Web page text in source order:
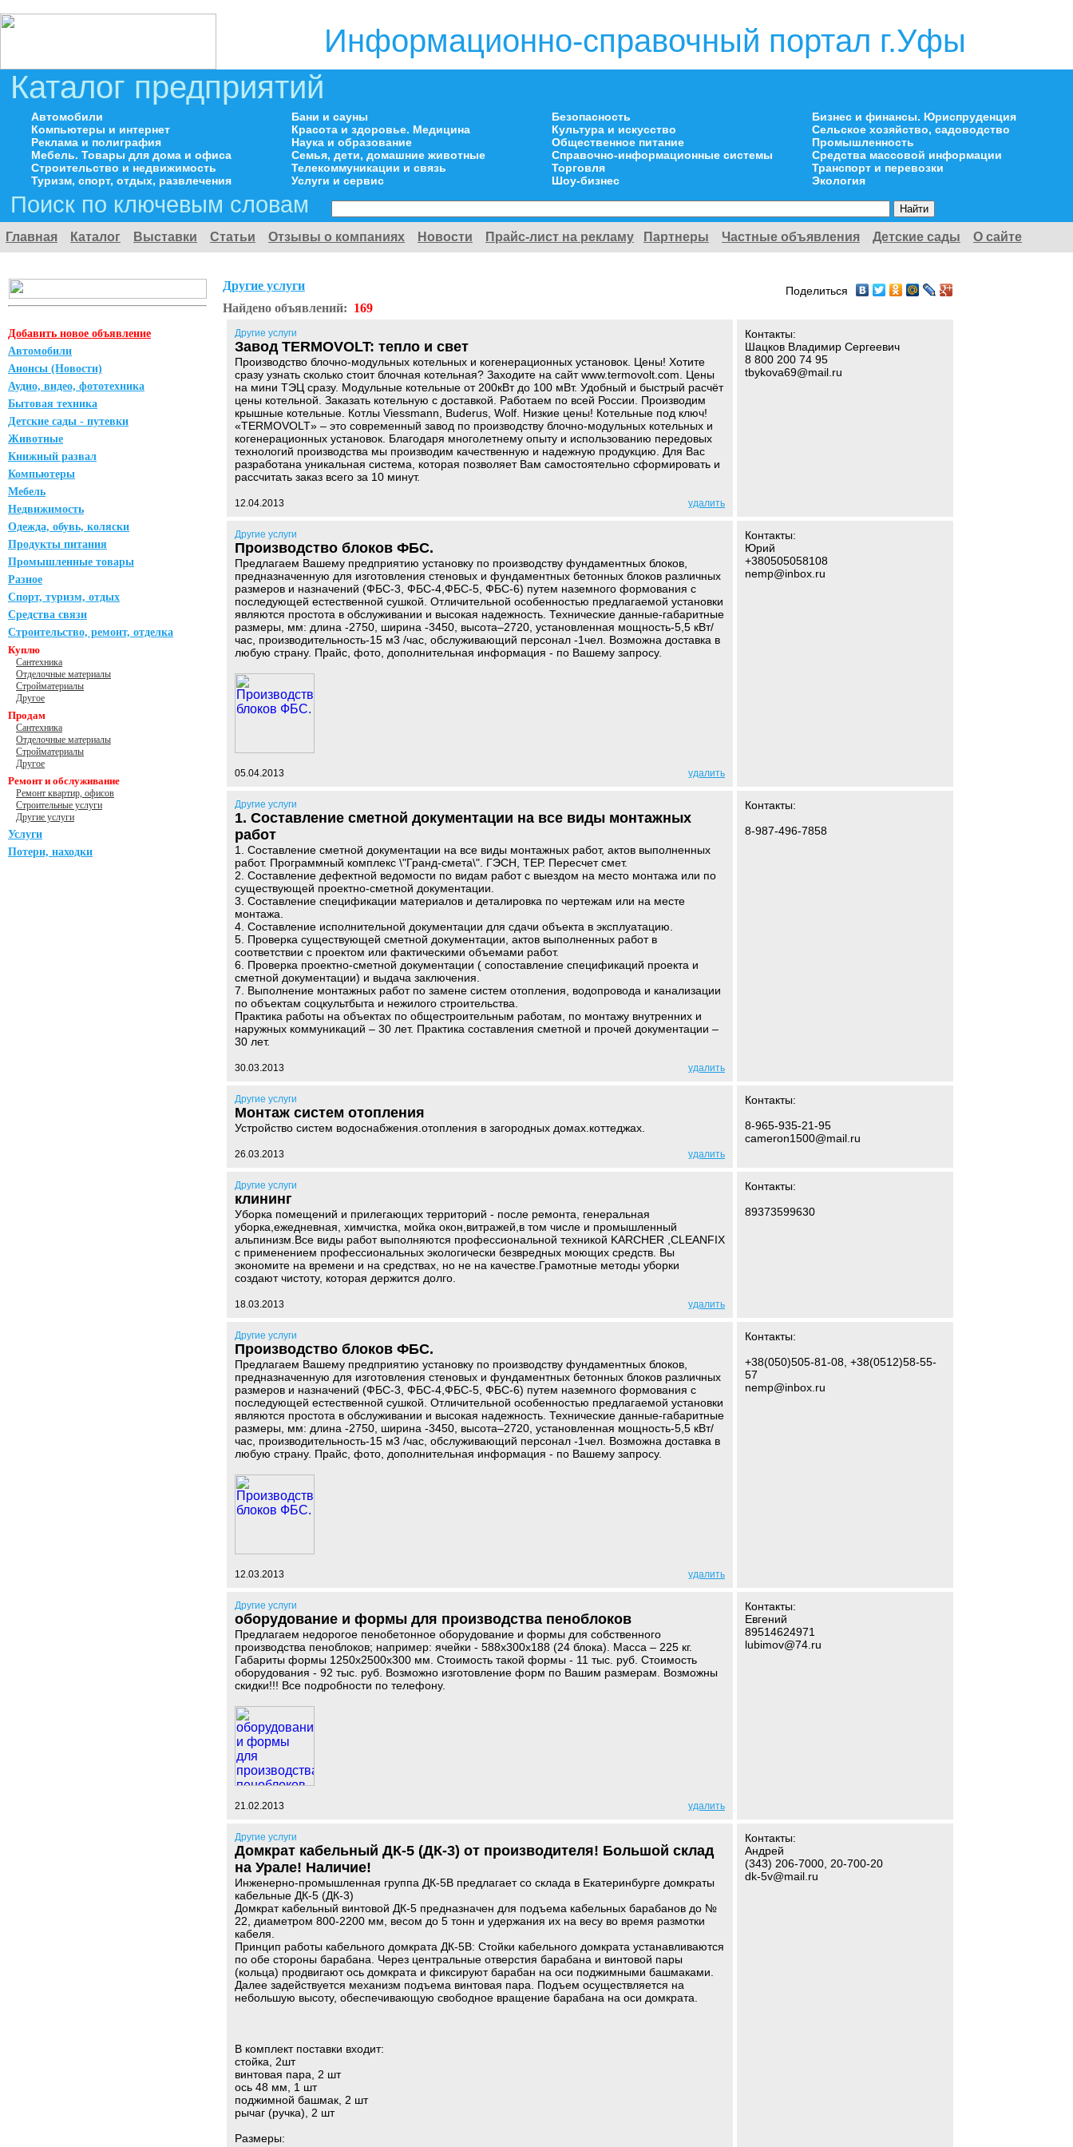
Информационно-справочный портал г.Уфы
Каталог предприятий
Автомобили
Компьютеры и интернет
Реклама и полиграфия
Мебель. Товары для дома и офиса
Строительство и недвижимость
Туризм, спорт, отдых, развлечения
Бани и сауны
Красота и здоровье. Медицина
Наука и образование
Семья, дети, домашние животные
Телекоммуникации и связь
Услуги и сервис
Безопасность
Культура и искусство
Общественное питание
Справочно-информационные системы
Торговля
Шоу-бизнес
Бизнес и финансы. Юриспруденция
Сельское хозяйство, садоводство
Промышленность
Средства массовой информации
Транспорт и перевозки
Экология
Поиск по ключевым словам
Главная Каталог Выставки Статьи Отзывы о компаниях Новости Прайс-лист на рекламу Партнеры Частные объявления Детские сады О сайте
Добавить новое объявление
Автомобили
Анонсы (Новости)
Аудио, видео, фототехника
Бытовая техника
Детские сады - путевки
Животные
Книжный развал
Компьютеры
Мебель
Недвижимость
Одежда, обувь, коляски
Продукты питания
Промышленные товары
Разное
Спорт, туризм, отдых
Средства связи
Строительство, ремонт, отделка
Куплю
Сантехника
Отделочные материалы
Стройматериалы
Другое
Продам
Сантехника
Отделочные материалы
Стройматериалы
Другое
Ремонт и обслуживание
Ремонт квартир, офисов
Строительные услуги
Другие услуги
Услуги
Потери, находки
Другие услуги Поделиться
Найдено объявлений: 169
Другие услуги
Завод TERMOVOLT: тепло и свет
Производство блочно-модульных котельных и когенерационных установок. Цены! Хотите
сразу узнать сколько стоит блочная котельная? Заходите на сайт www.termovolt.com. Цены
на мини ТЭЦ сразу. Модульные котельные от 200кВт до 100 мВт. Удобный и быстрый расчёт
цены котельной. Заказать котельную с доставкой. Работаем по всей России. Производим
крышные котельные. Котлы Viessmann, Buderus, Wolf. Низкие цены! Котельные под ключ!
«TERMOVOLT» – это современный завод по производству блочно-модульных котельных и
когенерационных установок. Благодаря многолетнему опыту и использованию передовых
технологий производства мы производим качественную и надежную продукцию. Для Вас
разработана уникальная система, которая позволяет Вам самостоятельно сформировать и
рассчитать заказ всего за 10 минут.
12.04.2013 удалить
Контакты:
Шацков Владимир Сергеевич
8 800 200 74 95
tbykova69@mail.ru
Другие услуги
Производство блоков ФБС.
Предлагаем Вашему предприятию установку по производству фундаментных блоков,
предназначенную для изготовления стеновых и фундаментных бетонных блоков различных
размеров и назначений (ФБС-3, ФБС-4,ФБС-5, ФБС-6) путем наземного формования с
последующей естественной сушкой. Отличительной особенностью предлагаемой установки
являются простота в обслуживании и высокая надежность. Технические данные-габаритные
размеры, мм: длина -2750, ширина -3450, высота–2720, установленная мощность-5,5 кВт/
час, производительность-15 м3 /час, обслуживающий персонал -1чел. Возможна доставка в
любую страну. Прайс, фото, дополнительная информация - по Вашему запросу.
05.04.2013 удалить
Контакты:
Юрий
+380505058108
nemp@inbox.ru
Другие услуги
1. Составление сметной документации на все виды монтажных
работ
1. Составление сметной документации на все виды монтажных работ, актов выполненных
работ. Программный комплекс \"Гранд-смета\". ГЭСН, ТЕР. Пересчет смет.
2. Составление дефектной ведомости по видам работ с выездом на место монтажа или по
существующей проектно-сметной документации.
3. Составление спецификации материалов и деталировка по чертежам или на месте
монтажа.
4. Составление исполнительной документации для сдачи объекта в эксплуатацию.
5. Проверка существующей сметной документации, актов выполненных работ в
соответствии с проектом или фактическими объемами работ.
6. Проверка проектно-сметной документации ( сопоставление спецификаций проекта и
сметной документации) и выдача заключения.
7. Выполнение монтажных работ по замене систем отопления, водопровода и канализации
по объектам соцкультбыта и нежилого строительства.
Практика работы на объектах по общестроительным работам, по монтажу внутренних и
наружных коммуникаций – 30 лет. Практика составления сметной и прочей документации –
30 лет.
30.03.2013 удалить
Контакты:
8-987-496-7858
Другие услуги
Монтаж систем отопления
Устройство систем водоснабжения.отопления в загородных домах.коттеджах.
26.03.2013 удалить
Контакты:
8-965-935-21-95
cameron1500@mail.ru
Другие услуги
клининг
Уборка помещений и прилегающих территорий - после ремонта, генеральная
уборка,ежедневная, химчистка, мойка окон,витражей,в том числе и промышленный
альпинизм.Все виды работ выполняются профессиональной техникой KARCHER ,CLEANFIX
с применением профессиональных экологически безвредных моющих средств. Вы
экономите на времени и на средствах, но не на качестве.Грамотные методы уборки
создают чистоту, которая держится долго.
18.03.2013 удалить
Контакты:
89373599630
Другие услуги
Производство блоков ФБС.
Предлагаем Вашему предприятию установку по производству фундаментных блоков,
предназначенную для изготовления стеновых и фундаментных бетонных блоков различных
размеров и назначений (ФБС-3, ФБС-4,ФБС-5, ФБС-6) путем наземного формования с
последующей естественной сушкой. Отличительной особенностью предлагаемой установки
являются простота в обслуживании и высокая надежность. Технические данные-габаритные
размеры, мм: длина -2750, ширина -3450, высота–2720, установленная мощность-5,5 кВт/
час, производительность-15 м3 /час, обслуживающий персонал -1чел. Возможна доставка в
любую страну. Прайс, фото, дополнительная информация - по Вашему запросу.
12.03.2013 удалить
Контакты:
+38(050)505-81-08, +38(0512)58-55-
57
nemp@inbox.ru
Другие услуги
оборудование и формы для производства пеноблоков
Предлагаем недорогое пенобетонное оборудование и формы для собственного
производства пеноблоков; например: ячейки - 588х300х188 (24 блока). Масса – 225 кг.
Габариты формы 1250х2500х300 мм. Стоимость такой формы - 11 тыс. руб. Стоимость
оборудования - 92 тыc. руб. Возможно изготовление форм по Вашим размерам. Возможны
скидки!!! Все подробности по телефону.
21.02.2013 удалить
Контакты:
Евгений
89514624971
lubimov@74.ru
Другие услуги
Домкрат кабельный ДК-5 (ДК-3) от производителя! Большой склад
на Урале! Наличие!
Инженерно-промышленная группа ДК-5В предлагает со склада в Екатеринбурге домкраты
кабельные ДК-5 (ДК-3)
Домкрат кабельный винтовой ДК-5 предназначен для подъема кабельных барабанов до №
22, диаметром 800-2200 мм, весом до 5 тонн и удержания их на весу во время размотки
кабеля.
Принцип работы кабельного домкрата ДК-5В: Стойки кабельного домкрата устанавливаются
по обе стороны барабана. Через центральные отверстия барабана и винтовой пары
(кольца) продвигают ось домкрата и фиксируют барабан на оси поджимными башмаками.
Далее задействуется механизм подъема винтовая пара. Подъем осуществляется на
небольшую высоту, обеспечивающую свободное вращение барабана на оси домкрата.
В комплект поставки входит:
стойка, 2шт
винтовая пара, 2 шт
ось 48 мм, 1 шт
поджимной башмак, 2 шт
рычаг (ручка), 2 шт
Размеры:
Контакты:
Андрей
(343) 206-7000, 20-700-20
dk-5v@mail.ru